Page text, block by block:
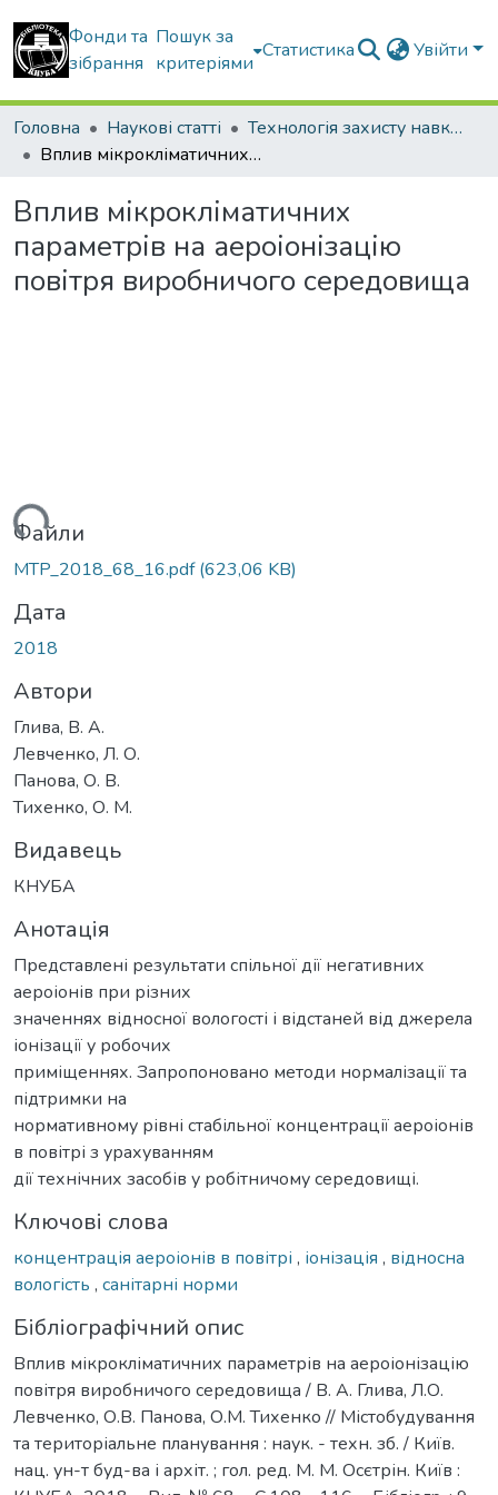
Фонди та
зібрання
Пошук за
критеріями
Статистика Увійти
Головна Наукові статті
Технологія захисту навколишнього середовища
Вплив мікрокліматичних параметрів на аероіонізацію повітря виробничого середовища
Вплив мікрокліматичних
параметрів на аероіонізацію
повітря виробничого середовища
Файли
MTP_2018_68_16.pdf(623,06 KB)
Дата
2018
Автори
Глива, В. А.
Левченко, Л. О.
Панова, О. В.
Тихенко, О. М.
Видавець
КНУБА
Анотація
Представлені результати спільної дії негативних
аероіонів при різних
значеннях відносної вологості і відстаней від джерела
іонізації у робочих
приміщеннях. Запропоновано методи нормалізації та
підтримки на
нормативному рівні стабільної концентрації аероіонів
в повітрі з урахуванням
дії технічних засобів у робітничому середовищі.
Ключові слова
концентрація аероіонів в повітрі , іонізація , відносна
вологість , санітарні норми
Бібліографічний опис
Вплив мікрокліматичних параметрів на аероіонізацію
повітря виробничого середовища / В. А. Глива, Л.О.
Левченко, О.В. Панова, О.М. Тихенко // Містобудування
та територіальне планування : наук. - техн. зб. / Київ.
нац. ун-т буд-ва і архіт. ; гол. ред. М. М. Осєтрін. Київ :